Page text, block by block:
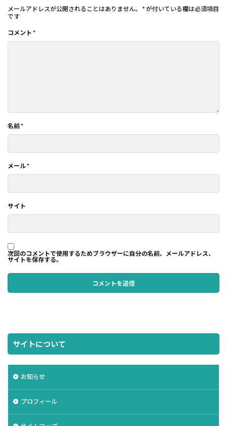
メールアドレスが公開されることはありません。 *が付いている欄は必須項目
です
コメント *
名前*
メール*
サイト
次回のコメントで使用するためブラウザーに自分の名前、メールアドレス、
サイトを保存する。
サイトについて
お知らせ
プロフィール